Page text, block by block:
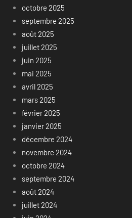
octobre 2025
septembre 2025
août 2025
juillet 2025
juin 2025
mai 2025
avril 2025
mars 2025
février 2025
janvier 2025
décembre 2024
novembre 2024
octobre 2024
septembre 2024
août 2024
juillet 2024